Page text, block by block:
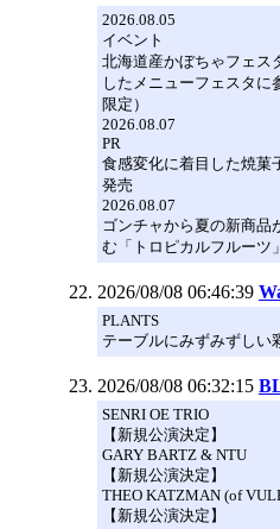
2026.08.05
イベント
北海道産かぼちゃフェス
したメニューフェスタに
限定）
2026.08.07
PR
食感変化に着目した焼菓
発売
2026.08.07
ゴンチャから夏の新商品
む「トロピカルフルーツ
2026/08/08 06:46:39
PLANTS
テーブルにみずみずしい
2026/08/08 06:32:15
SENRI OE TRIO
【新規公演決定】
GARY BARTZ & NTU
【新規公演決定】
THEO KATZMAN (of
【新規公演決定】